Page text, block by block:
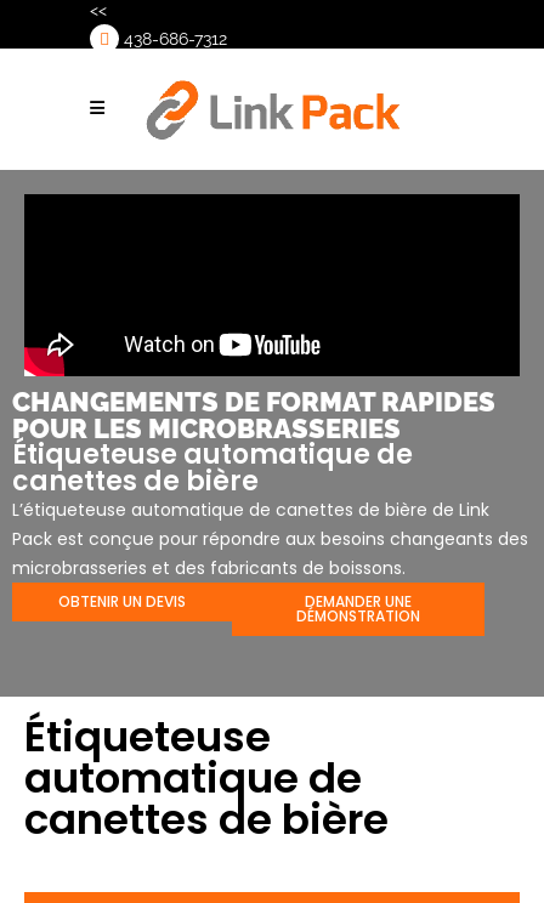
<<
438-686-7312
CHANGEMENTS DE FORMAT RAPIDES
POUR LES MICROBRASSERIES
Étiqueteuse automatique de
canettes de bière
L’étiqueteuse automatique de canettes de bière de Link
Pack est conçue pour répondre aux besoins changeants des
microbrasseries et des fabricants de boissons.
OBTENIR UN DEVIS DEMANDER UNE
DÉMONSTRATION
Étiqueteuse
automatique de
canettes de bière